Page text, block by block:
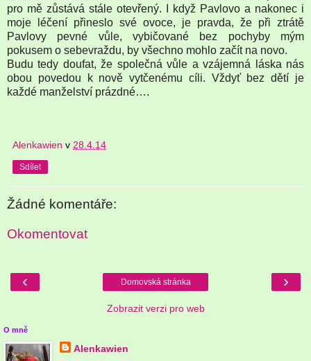
pro mě zůstává stále otevřený. I když Pavlovo a nakonec i
moje léčení přineslo své ovoce, je pravda, že při ztrátě
Pavlovy pevné vůle, vybičované bez pochyby mým
pokusem o sebevraždu, by všechno mohlo začít na novo.
Budu tedy doufat, že společná vůle a vzájemná láska nás
obou povedou k nově vytčenému cíli. Vždyť bez dětí je
každé manželství prázdné….
Alenkawien v 28.4.14
Sdílet
Žádné komentáře:
Okomentovat
‹ ›
Domovská stránka
Zobrazit verzi pro web
O mně
Alenkawien